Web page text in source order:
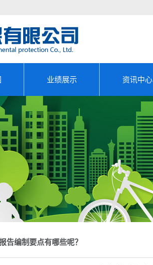
编...
编制
评...
业绩展示
成功案例
资讯中心
行业动态
政策法规
告编制要点有哪些呢？